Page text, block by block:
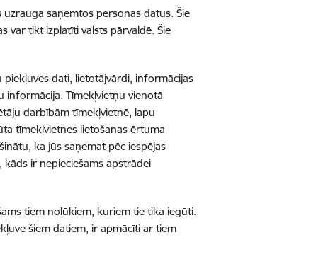
saņemtos personas datus. Šie
var tikt izplatīti valsts pārvaldē. Šie
dati, lietotājvārdi, informācijas
informācija. Tīmekļvietņu vienotā
darbībām tīmekļvietnē, lapu
tīmekļvietnes lietošanas ērtuma
ka jūs saņemat pēc iespējas
ir nepieciešams apstrādei
tiem nolūkiem, kuriem tie tika iegūti.
šiem datiem, ir apmācīti ar tiem